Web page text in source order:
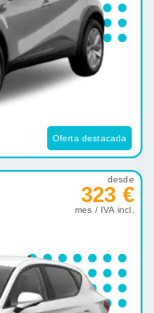
Oferta destacada
desde
323 €
mes / IVA incl.